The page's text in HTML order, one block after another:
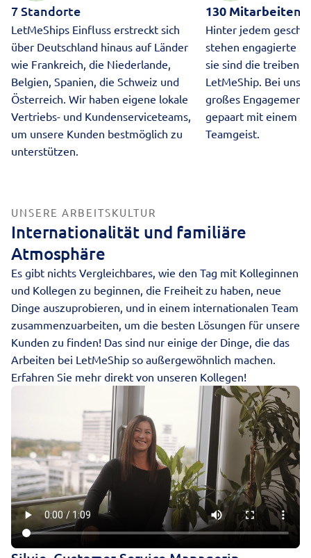
7 Standorte
LetMeShips Einfluss erstreckt sich
über Deutschland hinaus auf Länder
wie Frankreich, die Niederlande,
Belgien, Spanien, die Schweiz und
Österreich. Wir haben eigene lokale
Vertriebs- und Kundenserviceteams,
um unsere Kunden bestmöglich zu
unterstützen.
130 Mitarbeite
Hinter jedem
stehen engagierte
sie sind die
LetMeShip. Bei uns
großes
gepaart mit einem
Teamgeist.
UNSERE ARBEITSKULTUR
Internationalität und familiäre
Atmosphäre
Es gibt nichts Vergleichbares, wie den Tag mit Kolleginnen
und Kollegen zu beginnen, die Freiheit zu haben, neue
Dinge auszuprobieren, und in einem internationalen Team
zusammenzuarbeiten, um die besten Lösungen für unsere
Kunden zu finden! Das sind nur einige der Dinge, die das
Arbeiten bei LetMeShip so außergewöhnlich machen.
Erfahren Sie mehr direkt von unseren Kollegen!